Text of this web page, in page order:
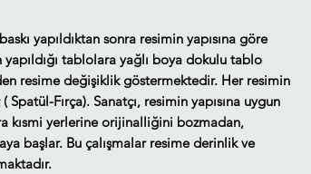
yapıldıktan sonra resimin yapısına göre
yapıldığı tablolara yağlı boya dokulu tablo
resime değişiklik göstermektedir. Her resimin
Fırça). Sanatçı, resimin yapısına uygun
kısmi yerlerine orijinalliğini bozmadan,
başlar. Bu çalışmalar resime derinlik ve